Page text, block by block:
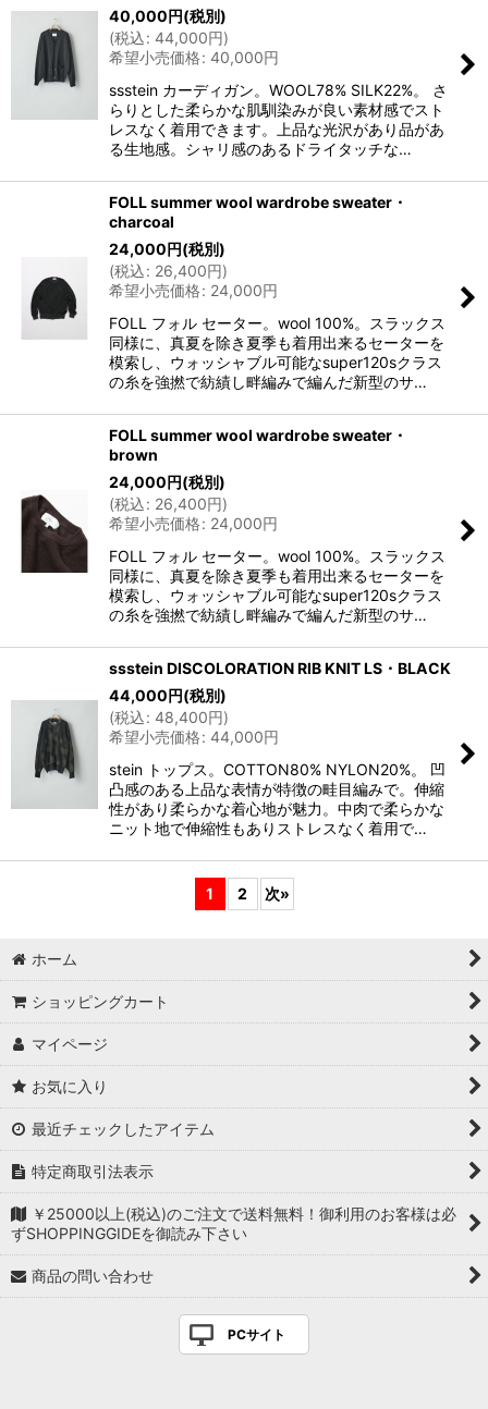
40,000円(税別)
(税込: 44,000円)
希望小売価格: 40,000円
ssstein カーディガン。WOOL78% SILK22%。 さ
らりとした柔らかな肌馴染みが良い素材感でスト
レスなく着用できます。上品な光沢があり品があ
る生地感。シャリ感のあるドライタッチな…
FOLL summer wool wardrobe sweater・
charcoal
24,000円(税別)
(税込: 26,400円)
希望小売価格: 24,000円
FOLL フォル セーター。wool 100%。スラックス
同様に、真夏を除き夏季も着用出来るセーターを
模索し、ウォッシャブル可能なsuper120sクラス
の糸を強撚で紡績し畔編みで編んだ新型のサ…
FOLL summer wool wardrobe sweater・
brown
24,000円(税別)
(税込: 26,400円)
希望小売価格: 24,000円
FOLL フォル セーター。wool 100%。スラックス
同様に、真夏を除き夏季も着用出来るセーターを
模索し、ウォッシャブル可能なsuper120sクラス
の糸を強撚で紡績し畔編みで編んだ新型のサ…
ssstein DISCOLORATION RIB KNIT LS・BLACK
44,000円(税別)
(税込: 48,400円)
希望小売価格: 44,000円
stein トップス。COTTON80% NYLON20%。 凹
凸感のある上品な表情が特徴の畦目編みで。伸縮
性があり柔らかな着心地が魅力。中肉で柔らかな
ニット地で伸縮性もありストレスなく着用で…
1 2 次»
ホーム
ショッピングカート
マイページ
お気に入り
最近チェックしたアイテム
特定商取引法表示
￥25000以上(税込)のご注文で送料無料！御利用のお客様は必
ずSHOPPINGGIDEを御読み下さい
商品の問い合わせ
PCサイト